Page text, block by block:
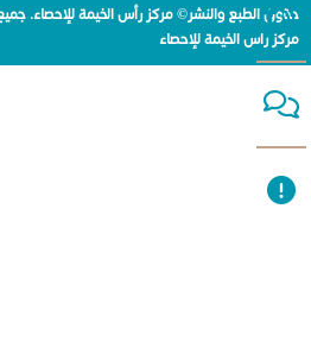
حقوق الطبع والنشر© مركز رأس الخيمة للإحصاء.
مركز راس الخيمة للإحصاء